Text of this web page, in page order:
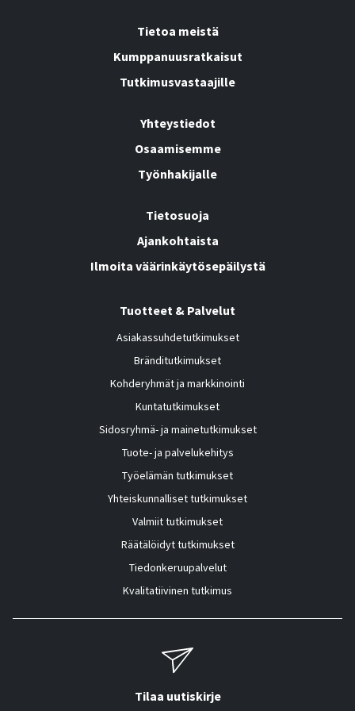
Tietoa meistä
Kumppanuusratkaisut
Tutkimusvastaajille
Yhteystiedot
Osaamisemme
Työnhakijalle
Tietosuoja
Ajankohtaista
Ilmoita väärinkäytösepäilystä
Tuotteet & Palvelut
Asiakassuhdetutkimukset
Bränditutkimukset
Kohderyhmät ja markkinointi
Kuntatutkimukset
Sidosryhmä- ja mainetutkimukset
Tuote- ja palvelukehitys
Työelämän tutkimukset
Yhteiskunnalliset tutkimukset
Valmiit tutkimukset
Räätälöidyt tutkimukset
Tiedonkeruupalvelut
Kvalitatiivinen tutkimus
Tilaa uutiskirje